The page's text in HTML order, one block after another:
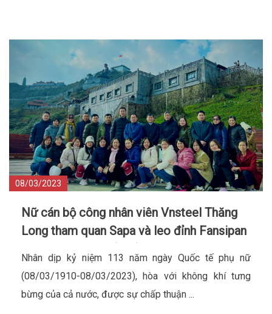
08/03/2023
Nữ cán bộ công nhân viên Vnsteel Thăng
Long tham quan Sapa và leo đỉnh Fansipan
Nhân dịp kỷ niệm 113 năm ngày Quốc tế phụ nữ
(08/03/1910-08/03/2023), hòa với không khí tưng
bừng của cả nước, được sự chấp thuận ...